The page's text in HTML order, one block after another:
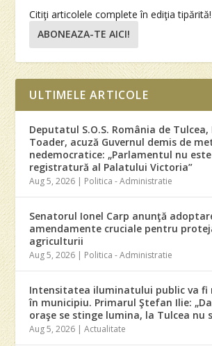
Citiţi articolele complete în ediţia tipărită!
ABONEAZA-TE AICI!
ULTIMELE ARTICOLE
Deputatul S.O.S. România de Tulcea,
Toader, acuză Guvernul demis de
nedemocratice: „Parlamentul nu
registratură al Palatului Victoria”
Aug 5, 2026 | Politica - Administratie
Senatorul Ionel Carp anunţă
amendamente cruciale pentru
agriculturii
Aug 5, 2026 | Politica - Administratie
Intensitatea iluminatului public va fi
în municipiu. Primarul Ştefan Ilie:
oraşe se stinge lumina, la Tulcea nu
Aug 5, 2026 |Actualitate